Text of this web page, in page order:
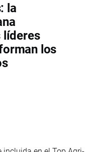
la
líderes
los